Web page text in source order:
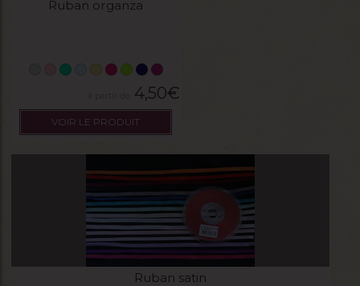
Ruban organza
4,50€
VOIR LE PRODUIT
Ruban satin